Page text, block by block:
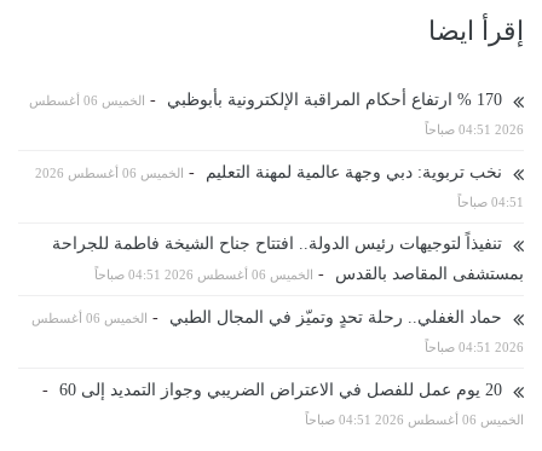
إقرأ ايضا
-
الخميس 06 أغسطس
2026 04:51 صباحاً
نخب تربوية: دبي وجهة عالمية لمهنة التعليم -
الخميس 06 أغسطس 2026
04:51 صباحاً
تنفيذاً لتوجيهات رئيس الدولة.. افتتاح جناح الشيخة فاطمة للجراحة
بمستشفى المقاصد بالقدس
- الخميس 06 أغسطس 2026 04:51 صباحاً
حماد الغفلي.. رحلة تحدٍ وتميّز في المجال الطبي -
الخميس 06 أغسطس
2026 04:51 صباحاً
-
الخميس 06 أغسطس 2026 04:51 صباحاً